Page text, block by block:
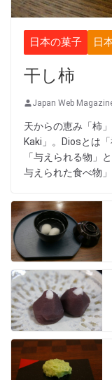
日本の菓子 日
干し柿
Japan Web
天からの恵み「柿
Kaki」。Diosとは
「与えられる物」
与えられた食べ物